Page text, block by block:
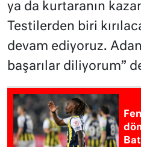
ya da kurtaranın
Testilerden biri
devam ediyoruz.
başarılar diliyorum”